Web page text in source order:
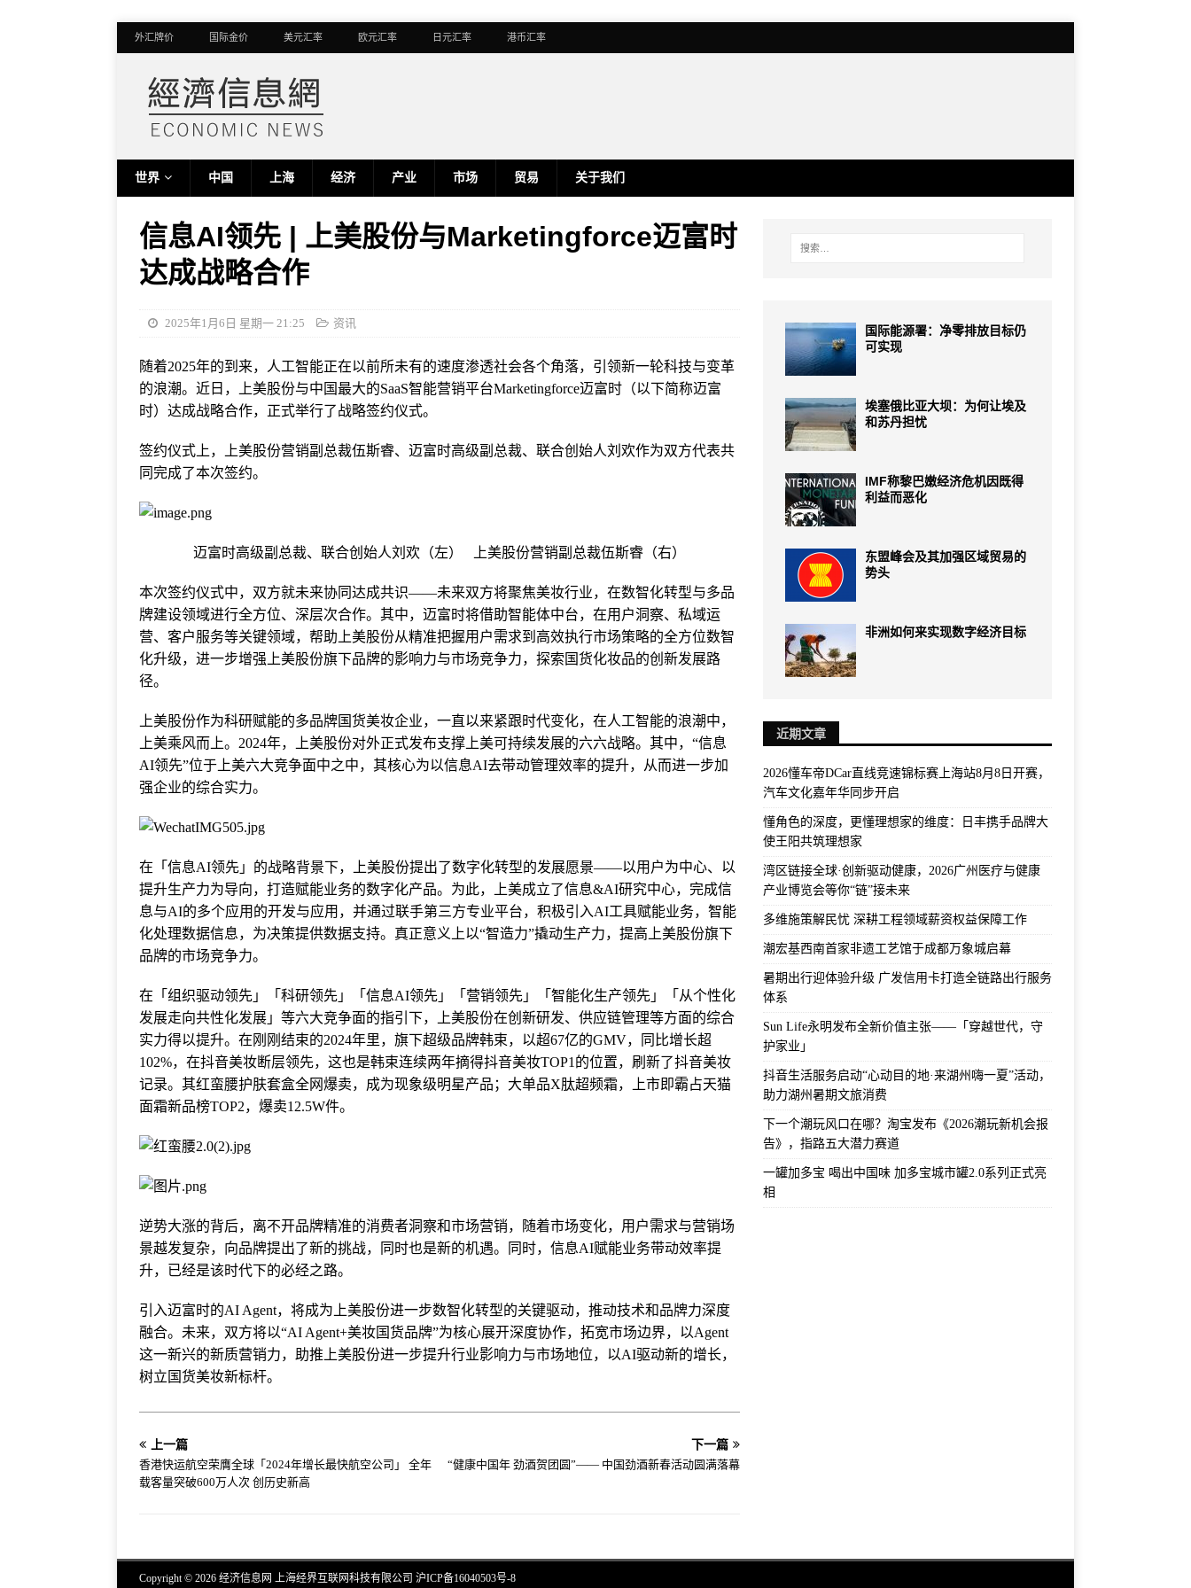
外汇牌价 国际金价 美元汇率 欧元汇率 日元汇率 港币汇率
世界 中国 上海 经济 产业 市场 贸易 关于我们
信息AI领先 | 上美股份与Marketingforce迈富时
达成战略合作
2025年1月6日 星期一 21:25 资讯
随着2025年的到来，人工智能正在以前所未有的速度渗透社会各个角落，引领新一轮科技与变革
的浪潮。近日，上美股份与中国最大的SaaS智能营销平台Marketingforce迈富时（以下简称迈富
时）达成战略合作，正式举行了战略签约仪式。
签约仪式上，上美股份营销副总裁伍斯睿、迈富时高级副总裁、联合创始人刘欢作为双方代表共
同完成了本次签约。
迈富时高级副总裁、联合创始人刘欢（左） 上美股份营销副总裁伍斯睿（右）
本次签约仪式中，双方就未来协同达成共识——未来双方将聚焦美妆行业，在数智化转型与多品
牌建设领域进行全方位、深层次合作。其中，迈富时将借助智能体中台，在用户洞察、私域运
营、客户服务等关键领域，帮助上美股份从精准把握用户需求到高效执行市场策略的全方位数智
化升级，进一步增强上美股份旗下品牌的影响力与市场竞争力，探索国货化妆品的创新发展路
径。
上美股份作为科研赋能的多品牌国货美妆企业，一直以来紧跟时代变化，在人工智能的浪潮中，
上美乘风而上。2024年，上美股份对外正式发布支撑上美可持续发展的六六战略。其中，“信息
AI领先”位于上美六大竞争面中之中，其核心为以信息AI去带动管理效率的提升，从而进一步加
强企业的综合实力。
在「信息AI领先」的战略背景下，上美股份提出了数字化转型的发展愿景——以用户为中心、以
提升生产力为导向，打造赋能业务的数字化产品。为此，上美成立了信息&AI研究中心，完成信
息与AI的多个应用的开发与应用，并通过联手第三方专业平台，积极引入AI工具赋能业务，智能
化处理数据信息，为决策提供数据支持。真正意义上以“智造力”撬动生产力，提高上美股份旗下
品牌的市场竞争力。
在「组织驱动领先」「科研领先」「信息AI领先」「营销领先」「智能化生产领先」「从个性化
发展走向共性化发展」等六大竞争面的指引下，上美股份在创新研发、供应链管理等方面的综合
实力得以提升。在刚刚结束的2024年里，旗下超级品牌韩束，以超67亿的GMV，同比增长超
102%，在抖音美妆断层领先，这也是韩束连续两年摘得抖音美妆TOP1的位置，刷新了抖音美妆
记录。其红蛮腰护肤套盒全网爆卖，成为现象级明星产品；大单品X肽超频霜，上市即霸占天猫
面霜新品榜TOP2，爆卖12.5W件。
逆势大涨的背后，离不开品牌精准的消费者洞察和市场营销，随着市场变化，用户需求与营销场
景越发复杂，向品牌提出了新的挑战，同时也是新的机遇。同时，信息AI赋能业务带动效率提
升，已经是该时代下的必经之路。
引入迈富时的AI Agent，将成为上美股份进一步数智化转型的关键驱动，推动技术和品牌力深度
融合。未来，双方将以“AI Agent+美妆国货品牌”为核心展开深度协作，拓宽市场边界，以Agent
这一新兴的新质营销力，助推上美股份进一步提升行业影响力与市场地位，以AI驱动新的增长，
树立国货美妆新标杆。
上一篇
香港快运航空荣膺全球「2024年增长最快航空公司」 全年
载客量突破600万人次 创历史新高
下一篇
“健康中国年 劲酒贺团圆”—— 中国劲酒新春活动圆满落幕
国际能源署：净零排放目标仍
可实现
埃塞俄比亚大坝：为何让埃及
和苏丹担忧
IMF称黎巴嫩经济危机因既得
利益而恶化
东盟峰会及其加强区域贸易的
势头
非洲如何来实现数字经济目标
近期文章
2026懂车帝DCar直线竞速锦标赛上海站8月8日开赛，
汽车文化嘉年华同步开启
懂角色的深度，更懂理想家的维度：日丰携手品牌大
使王阳共筑理想家
湾区链接全球·创新驱动健康，2026广州医疗与健康
产业博览会等你“链”接未来
多维施策解民忧 深耕工程领域薪资权益保障工作
潮宏基西南首家非遗工艺馆于成都万象城启幕
暑期出行迎体验升级 广发信用卡打造全链路出行服务
体系
Sun Life永明发布全新价值主张——「穿越世代，守
护家业」
抖音生活服务启动“心动目的地·来湖州嗨一夏”活动，
助力湖州暑期文旅消费
下一个潮玩风口在哪？淘宝发布《2026潮玩新机会报
告》，指路五大潜力赛道
一罐加多宝 喝出中国味 加多宝城市罐2.0系列正式亮
相
Copyright © 2026 经济信息网 上海经界互联网科技有限公司 沪ICP备16040503号-8